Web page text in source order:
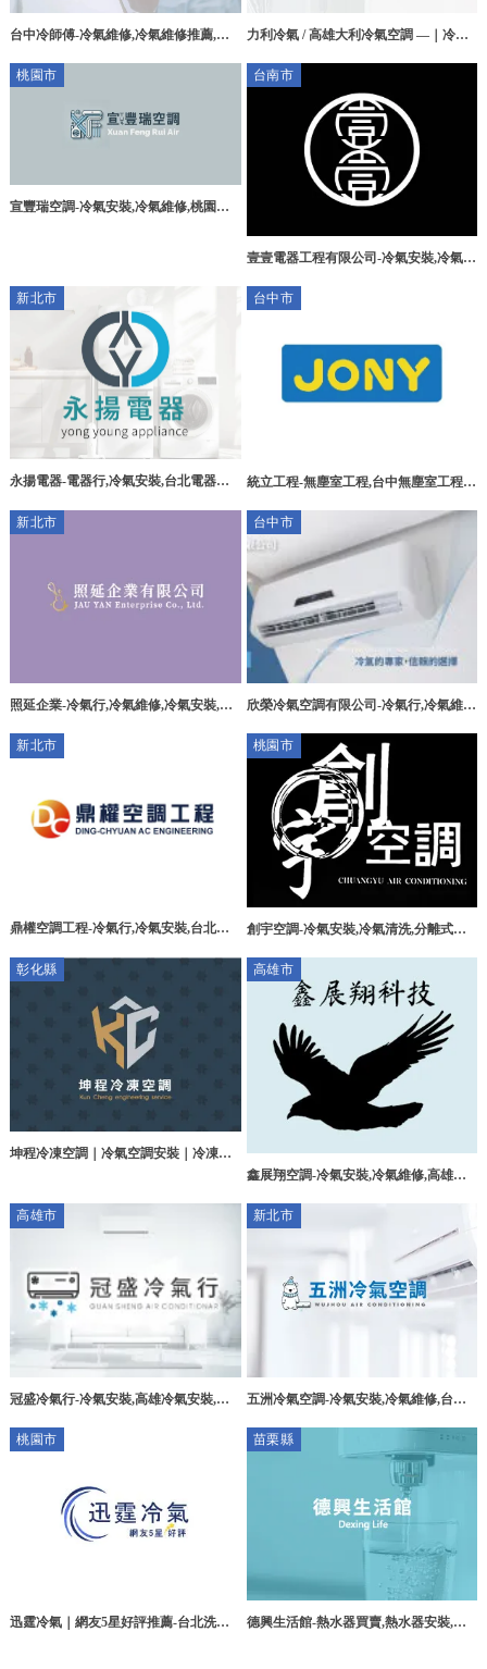
台中冷師傅-冷氣維修,冷氣維修推薦,日
冷氣維修
力利冷氣 / 高雄大利冷氣空調 —｜冷氣
冷氣維修｜鳳山區冷氣安裝｜
桃園市
宣豐瑞空調-冷氣安裝,冷氣維修,桃園冷
台南市
壹壹電器工程有限公司-冷氣安裝,冷氣維
新北市
永揚電器-電器行,冷氣安裝,台北電器行,
台中市
統立工程-無塵室工程,台中無塵室工程,
新北市
照延企業-冷氣行,冷氣維修,冷氣安裝,樹
裝推薦
台中市
欣榮冷氣空調有限公司-冷氣行,冷氣維
新北市
鼎權空調工程-冷氣行,冷氣安裝,台北冷
桃園市
創宇空調-冷氣安裝,冷氣清洗,分離式冷
彰化縣
坤程冷凍空調｜冷氣空調安裝｜冷凍冷
高雄市
鑫展翔空調-冷氣安裝,冷氣維修,高雄冷
高雄市
冠盛冷氣行-冷氣安裝,高雄冷氣安裝,三
洗
新北市
五洲冷氣空調-冷氣安裝,冷氣維修,台北
桃園市
迅霆冷氣｜網友5星好評推薦-台北洗冷
苗栗縣
德興生活館-熱水器買賣,熱水器安裝,苗